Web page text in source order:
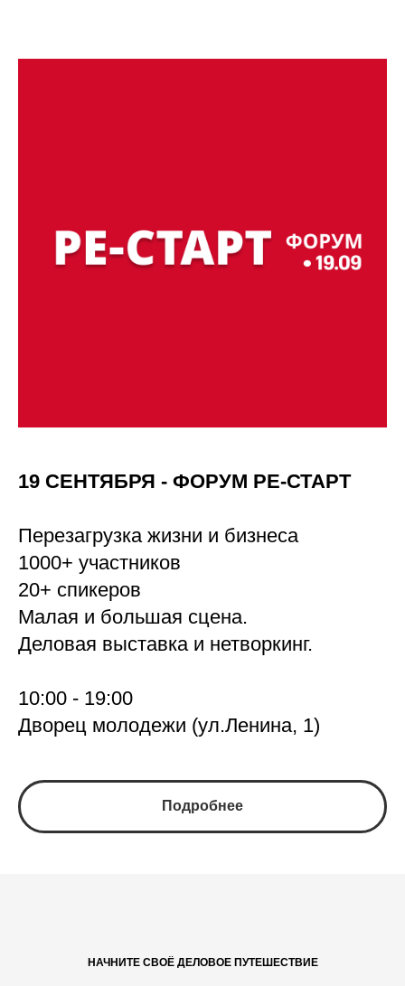
19 СЕНТЯБРЯ - ФОРУМ РЕ-СТАРТ
Перезагрузка жизни и бизнеса
1000+ участников
20+ спикеров
Малая и большая сцена.
Деловая выставка и нетворкинг.
10:00 - 19:00
Дворец молодежи (ул.Ленина, 1)
Подробнее
НАЧНИТЕ СВОЁ ДЕЛОВОЕ ПУТЕШЕСТВИЕ